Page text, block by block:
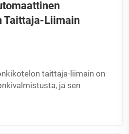
Taittaja-Liimain
taittaja-liimain on
ja sen
tärkeää tehokasta
laiminlyönti voi vaikuttaa
laatuun ja korjauksiin.